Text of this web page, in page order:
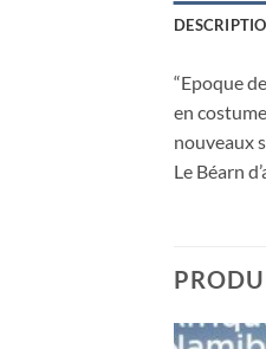
“Epoque
en
nouveaux
Le Béarn